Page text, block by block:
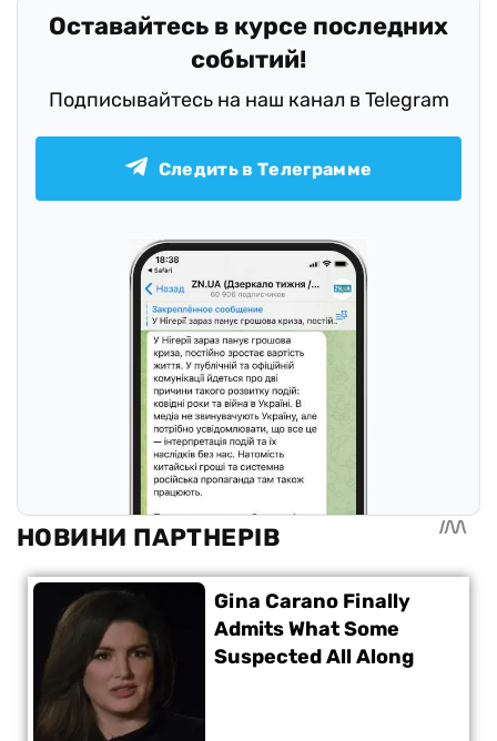
Оставайтесь в курсе последних
событий!
Подписывайтесь на наш канал в Telegram
Следить в Телеграмме